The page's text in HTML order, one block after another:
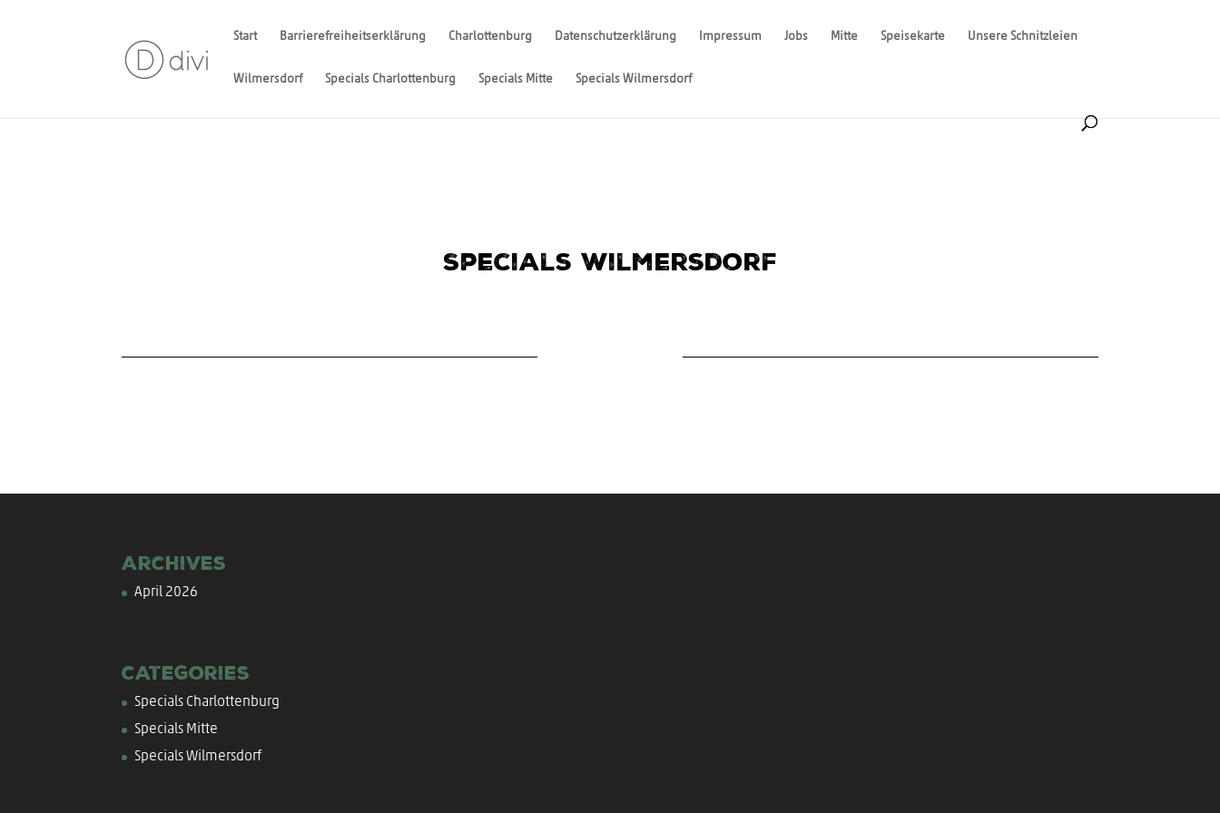
Start Barrierefreiheitserklärung Charlottenburg Datenschutzerklärung Impressum Jobs Mitte Speisekarte Unsere Schnitzleien
Wilmersdorf Specials Charlottenburg Specials Mitte Specials Wilmersdorf
Specials Wilmersdorf
Archives
April 2026
Categories
Specials Charlottenburg
Specials Mitte
Specials Wilmersdorf